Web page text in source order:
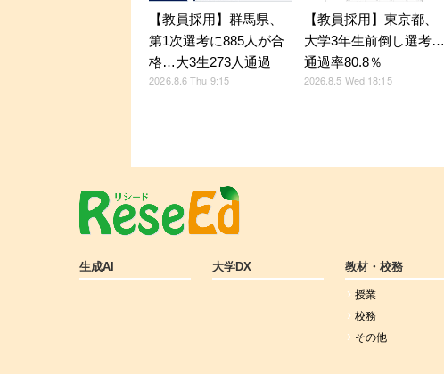
【教員採用】群馬県、
第1次選考に885人が合
格…大3生273人通過
2026.8.6 Thu 9:15
【教員採用】東京都、
大学3年生前倒し選考…
通過率80.8％
2026.8.5 Wed 18:15
生成AI 大学DX 教材・校務
授業
校務
その他